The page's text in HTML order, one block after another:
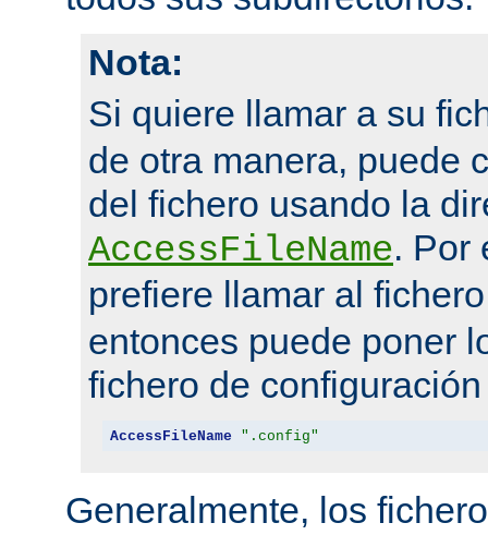
Nota:
Si quiere llamar a su
de otra manera, puede
del fichero usando la
AccessFileName. Por
prefiere llamar al
entonces puede poner
fichero de
AccessFileName ".config"
Generalmente, los